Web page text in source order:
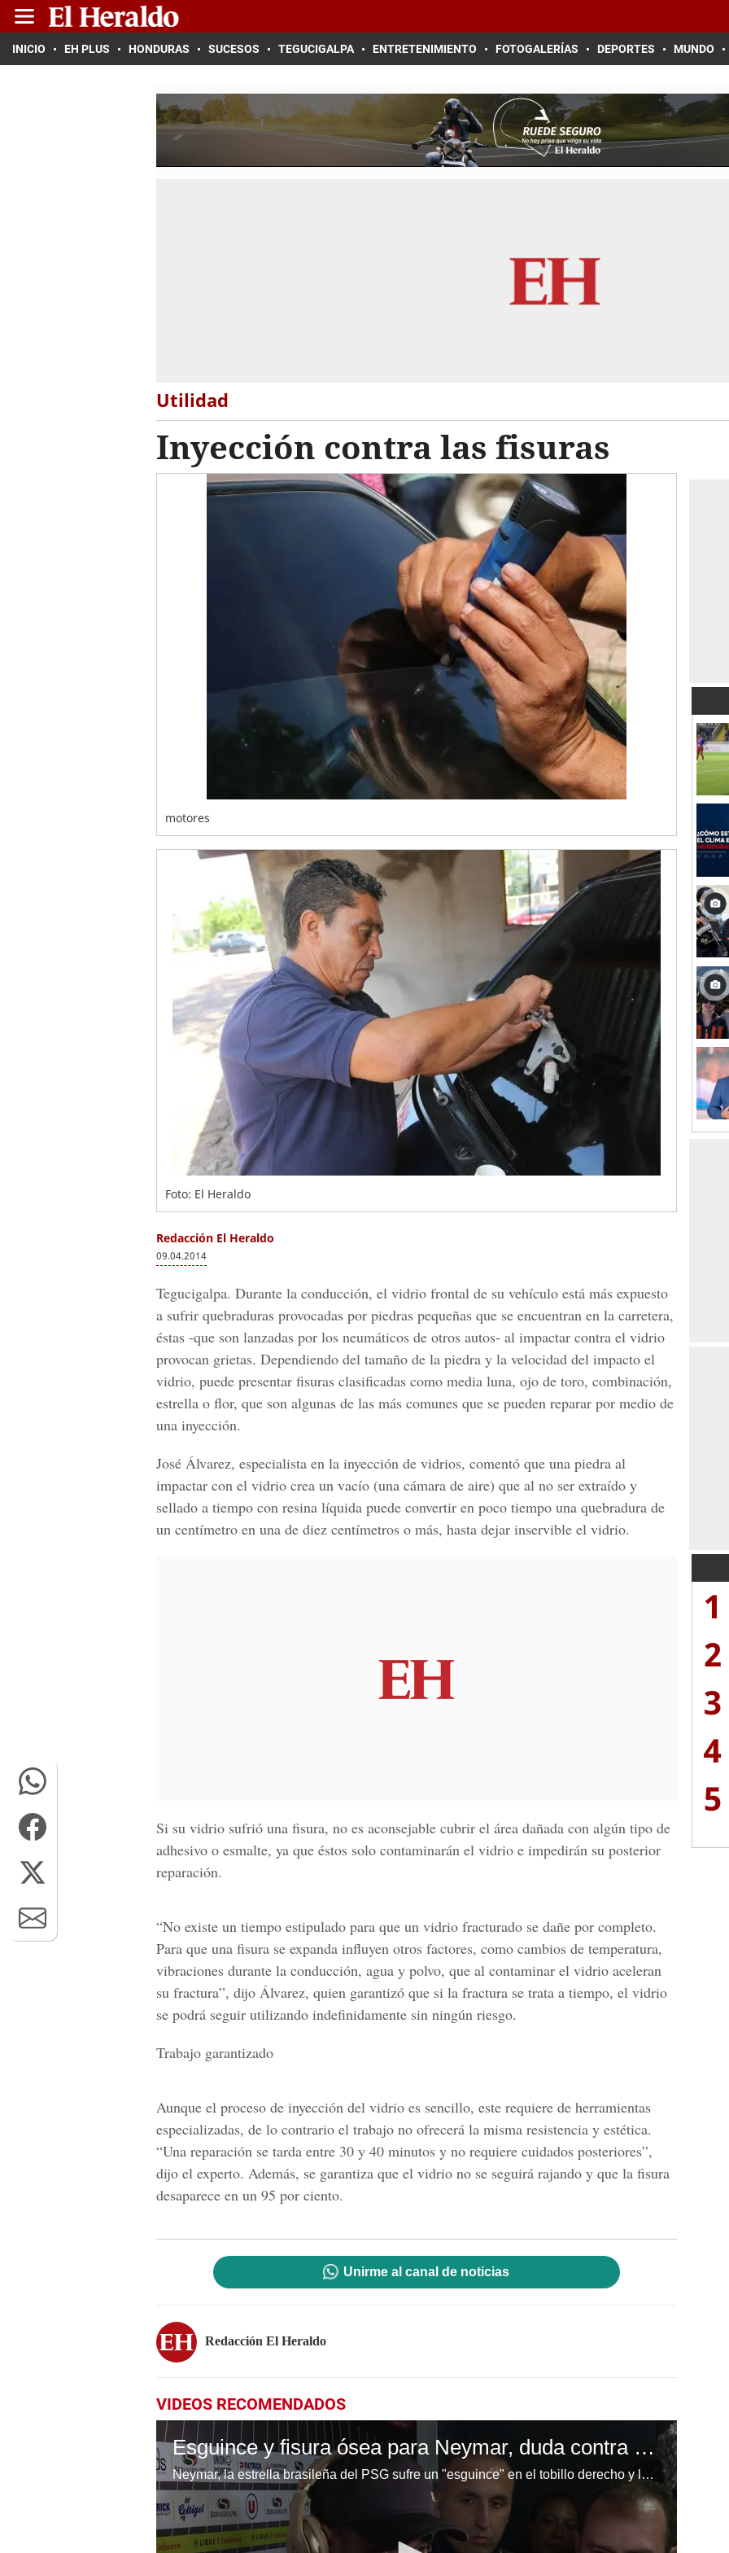
INICIO EH PLUS HONDURAS SUCESOS TEGUCIGALPA ENTRETENIMIENTO FOTOGALERÍAS DEPORTES MUNDO
Utilidad
Inyección contra las fisuras
motores
Foto: El Heraldo
Redacción El Heraldo
09.04.2014
Tegucigalpa. Durante la conducción, el vidrio frontal de su vehículo está más expuesto
a sufrir quebraduras provocadas por piedras pequeñas que se encuentran en la carretera,
éstas -que son lanzadas por los neumáticos de otros autos- al impactar contra el vidrio
provocan grietas. Dependiendo del tamaño de la piedra y la velocidad del impacto el
vidrio, puede presentar fisuras clasificadas como media luna, ojo de toro, combinación,
estrella o flor, que son algunas de las más comunes que se pueden reparar por medio de
una inyección.
José Álvarez, especialista en la inyección de vidrios, comentó que una piedra al
impactar con el vidrio crea un vacío (una cámara de aire) que al no ser extraído y
sellado a tiempo con resina líquida puede convertir en poco tiempo una quebradura de
un centímetro en una de diez centímetros o más, hasta dejar inservible el vidrio.
Si su vidrio sufrió una fisura, no es aconsejable cubrir el área dañada con algún tipo de
adhesivo o esmalte, ya que éstos solo contaminarán el vidrio e impedirán su posterior
reparación.
“No existe un tiempo estipulado para que un vidrio fracturado se dañe por completo.
Para que una fisura se expanda influyen otros factores, como cambios de temperatura,
vibraciones durante la conducción, agua y polvo, que al contaminar el vidrio aceleran
su fractura”, dijo Álvarez, quien garantizó que si la fractura se trata a tiempo, el vidrio
se podrá seguir utilizando indefinidamente sin ningún riesgo.
Trabajo garantizado
Aunque el proceso de inyección del vidrio es sencillo, este requiere de herramientas
especializadas, de lo contrario el trabajo no ofrecerá la misma resistencia y estética.
“Una reparación se tarda entre 30 y 40 minutos y no requiere cuidados posteriores”,
dijo el experto. Además, se garantiza que el vidrio no se seguirá rajando y que la fisura
desaparece en un 95 por ciento.
Unirme al canal de noticias
Redacción El Heraldo
VIDEOS RECOMENDADOS
Esguince y fisura ósea para Neymar, duda contra el Real Madrid
Neymar, la estrella brasileña del PSG sufre un "esguince" en el tobillo derecho y la "fisura" del quinto metatarsiano, confirmó el club francés el lunes y será duda para el partido de vuelta de los octavos de final de la Liga de Campeones contra el Real Madrid la próxima semana.
1
2
3
4
5